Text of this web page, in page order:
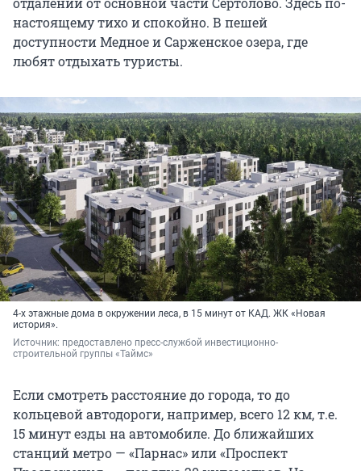
настоящему тихо и спокойно. В пешей
доступности Медное и Сарженское озера, где
любят отдыхать туристы.
4-х этажные дома в окружении леса, в 15 минут от КАД. ЖК «Новая
история».
Источник: предоставлено пресс-службой инвестиционно-
строительной группы «Таймс»
Если смотреть расстояние до города, то до
кольцевой автодороги, например, всего 12 км, т.е.
15 минут езды на автомобиле. До ближайших
станций метро — «Парнас» или «Проспект